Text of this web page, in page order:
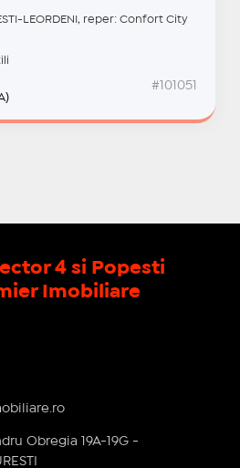
LEORDENI, reper: Confort City
#101051
4 si Popesti
Imobiliare
Obregia 19A-19G -